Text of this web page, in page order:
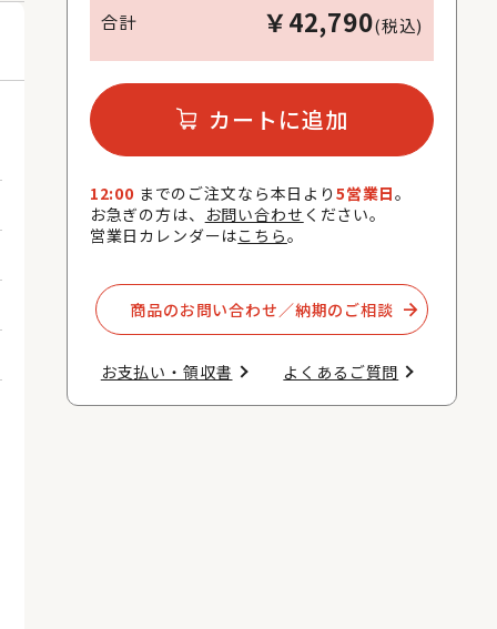
合計 ￥42,790(税込)
カートに追加
12:00 までのご注文なら本日より 5営業日。
お急ぎの方は、
お問い合わせ ください。
営業日カレンダーはこちら。
商品のお問い合わせ／納期のご相談​
お支払い・領収書​ よくあるご質問​